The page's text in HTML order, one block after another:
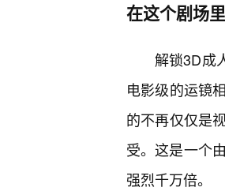
在这个剧场
解锁3D成
电影级的运镜
的不再仅仅是
受。这是一个
强烈千万倍。